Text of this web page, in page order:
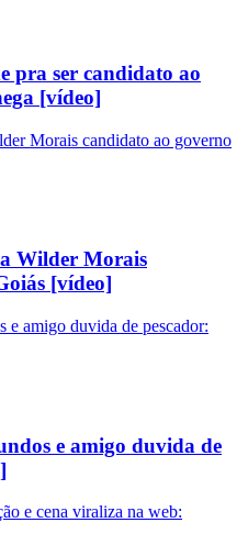
pra ser candidato ao
[vídeo]
Wilder Morais
[vídeo]
e amigo duvida de